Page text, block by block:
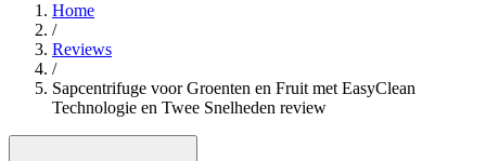
Home
/
Reviews
/
Sapcentrifuge voor Groenten en Fruit met EasyClean
Technologie en Twee Snelheden review